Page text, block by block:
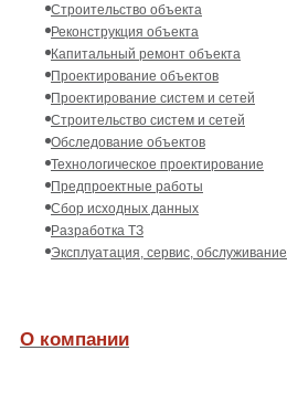
Строительство объекта
Реконструкция объекта
Капитальный ремонт объекта
Проектирование объектов
Проектирование систем и сетей
Строительство систем и сетей
Обследование объектов
Технологическое проектирование
Предпроектные работы
Сбор исходных данных
Разработка ТЗ
Эксплуатация, сервис, обслуживание
О компании